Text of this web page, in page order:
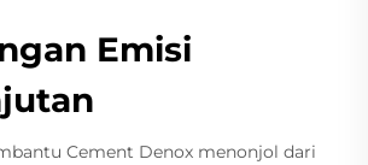
Emisi
Cement Denox menonjol dari